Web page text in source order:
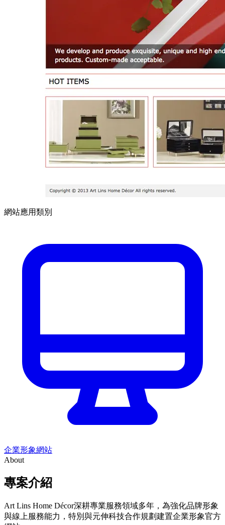
網站應用類別
企業形象網站
About
專案介紹
Art Lins Home Décor深耕專業服務領域多年，為強化品牌形象
與線上服務能力，特別與元伸科技合作規劃建置企業形象官方